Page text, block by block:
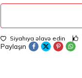
Siyahıya əlavə edin
Paylaşın